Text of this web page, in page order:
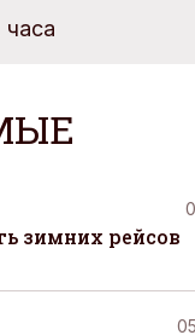
часа
зимних рейсов